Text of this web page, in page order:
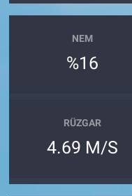
NEM
%16
RÜZGAR
4.69 M/S